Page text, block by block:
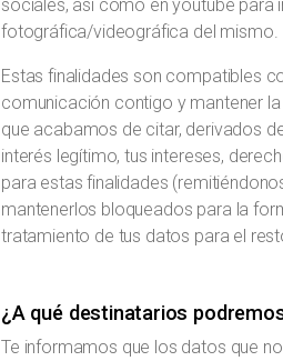
sociales, así como en youtube
fotográfica/videográfica del mismo.
Estas finalidades son compatibles
comunicación contigo y mantener
que acabamos de citar, derivados
interés legítimo, tus intereses,
para estas finalidades
mantenerlos bloqueados para la
tratamiento de tus datos para el
¿A qué destinatarios
Te informamos que los datos que